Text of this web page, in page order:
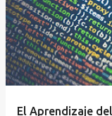
El Aprendizaje